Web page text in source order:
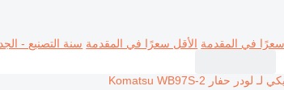
سعرًا في المقدمة الأقل سعرًا في المقدمة سنة التصنيع -